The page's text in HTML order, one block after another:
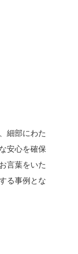
細部にわた
安心を確保
言葉をいた
る事例とな